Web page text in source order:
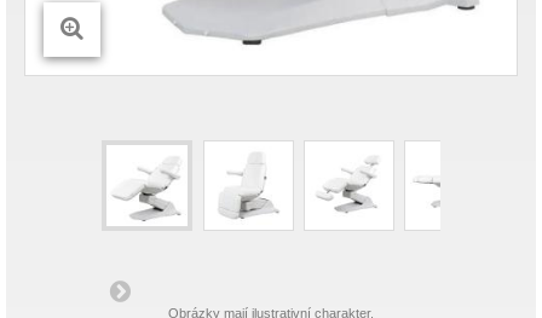
Obrázky mají ilustrativní charakter.